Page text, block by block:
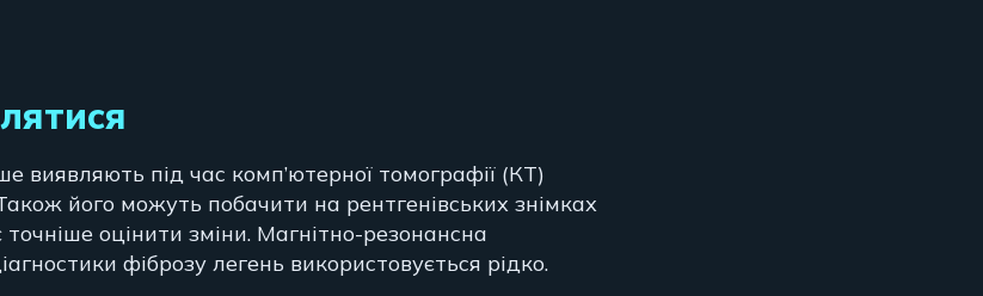
виявляють під час комп’ютерної томографії (КТ)
його можуть побачити на рентгенівських знімках
оцінити зміни. Магнітно-резонансна
фіброзу легень використовується рідко.